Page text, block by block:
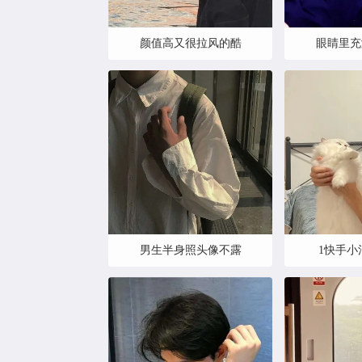
颜值高又很拉风的酷
男生半身照头像不露
眼睛里
1快手小